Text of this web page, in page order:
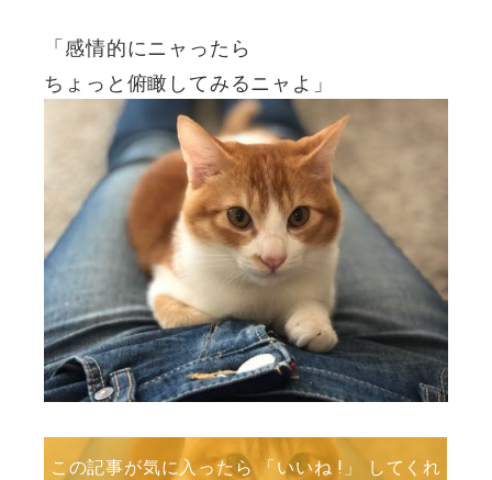
「感情的にニャったら
ちょっと俯瞰してみるニャよ」
この記事が気に入ったら 「いいね !」 してくれ